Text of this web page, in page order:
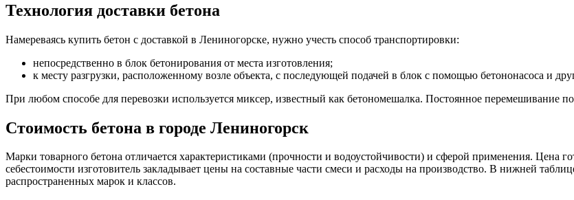
Технология доставки бетона
Намереваясь купить бетон с доставкой в Лениногорске, нужно учесть способ транспортировки:
непосредственно в блок бетонирования от места изготовления;
к месту разгрузки, расположенному возле объекта, с последующей подачей в блок с помощью бетононасоса и
При любом способе для перевозки используется миксер, известный как бетономешалка. Постоянное перемешивание
Стоимость бетона в городе Лениногорск
Марки товарного бетона отличается характеристиками (прочности и водоустойчивости) и сферой применения. Цена
себестоимости изготовитель закладывает цены на составные части смеси и расходы на производство. В нижней
распространенных марок и классов.